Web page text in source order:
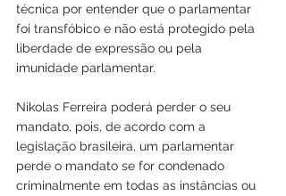
técnica por entender que o parlamentar
foi transfóbico e não está protegido pela
liberdade de expressão ou pela
imunidade parlamentar.
Nikolas Ferreira poderá perder o seu
mandato, pois, de acordo com a
legislação brasileira, um parlamentar
perde o mandato se for condenado
criminalmente em todas as instâncias ou